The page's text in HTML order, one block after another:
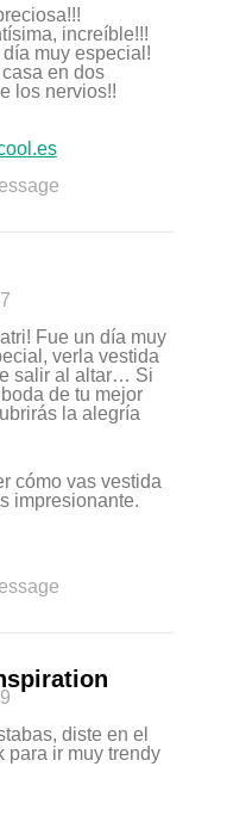
increíble!!!
muy especial!
en dos
los nervios!!
Fue un día muy
verla vestida
salir al altar… Si
de tu mejor
la alegría
cómo vas vestida
impresionante.
diste en el
para ir muy trendy